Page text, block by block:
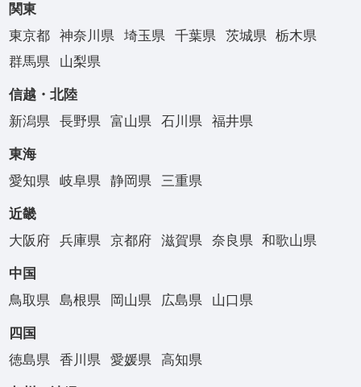
関東
東京都
神奈川県 埼玉県 千葉県 茨城県
栃木県
群馬県
山梨県
信越・北陸
新潟県
長野県 富山県 石川県 福井県
東海
愛知県
岐阜県 静岡県 三重県
近畿
大阪府
兵庫県 京都府 滋賀県 奈良県 和歌山県
中国
鳥取県
島根県 岡山県 広島県 山口県
四国
徳島県
香川県 愛媛県 高知県